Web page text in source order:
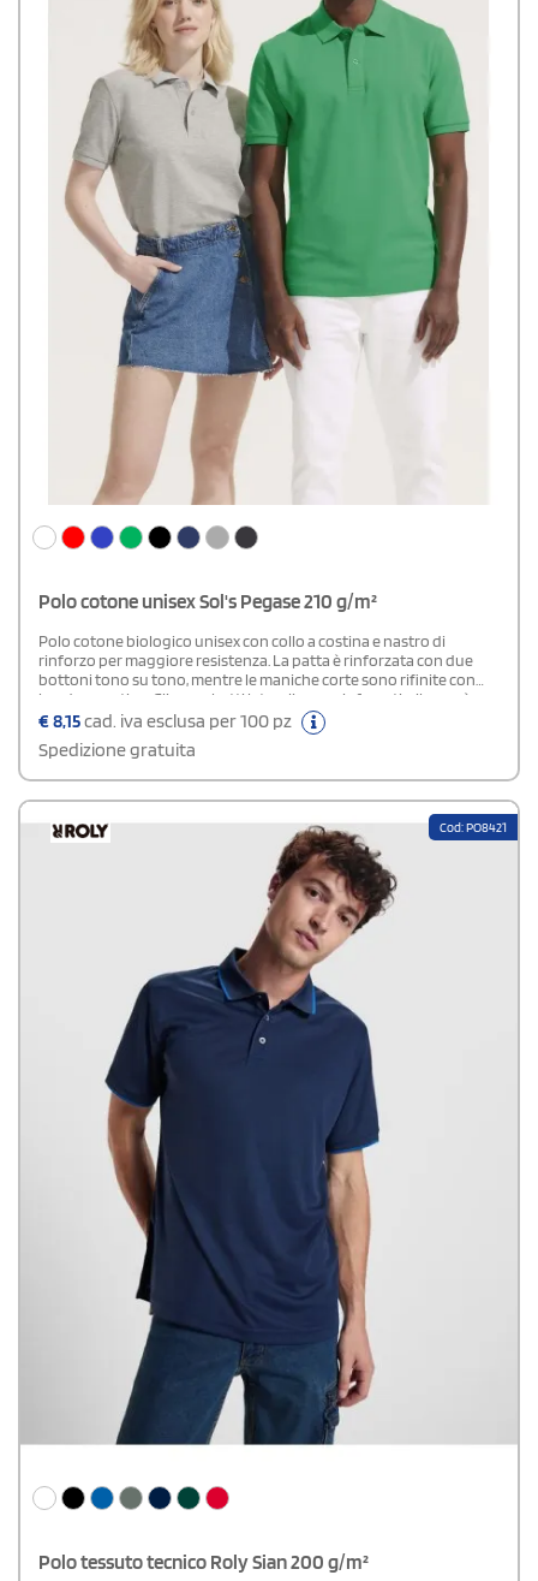
Polo cotone unisex Sol's Pegase 210 g/m²
Polo cotone biologico unisex con collo a costina e nastro di
rinforzo per maggiore resistenza. La patta è rinforzata con due
bottoni tono su tono, mentre le maniche corte sono rifinite con
bordo a costina. Gli spacchetti laterali sono rinforzati e il capo è
tagliato e cucito con attenzione ai dettagli. È incluso un bottone di
ricambio cucito sulla cucitura laterale interna. La vestibilità è
comoda, ideale per un utilizzo quotidiano.
€8,15cad. iva esclusa per 100 pz
Spedizione gratuita
Cod: PO8421
Polo tessuto tecnico Roly Sian 200 g/m²